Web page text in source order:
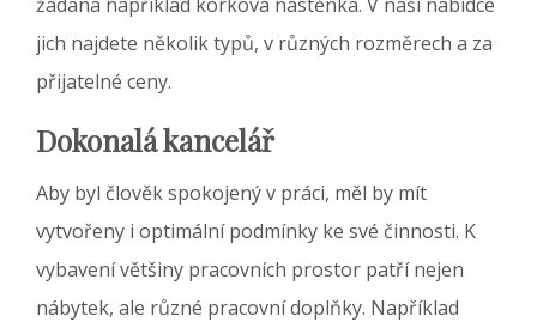
jich najdete několik typů, v různých rozměrech a za
přijatelné ceny.
Dokonalá kancelář
Aby byl člověk spokojený v práci, měl by mít
vytvořeny i optimální podmínky ke své činnosti. K
vybavení většiny pracovních prostor patří nejen
nábytek, ale různé pracovní doplňky. Například